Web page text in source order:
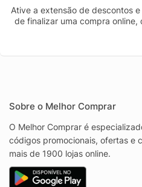
Ative a extensão de descontos
de finalizar uma compra
Sobre o Melhor Comprar
O Melhor Comprar é
códigos promocionais, ofertas e
mais de 1900 lojas online.